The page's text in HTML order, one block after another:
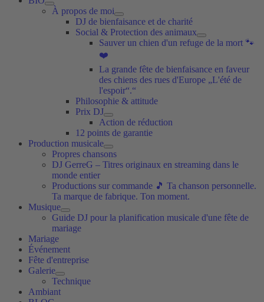
À propos de moi
DJ de bienfaisance et de charité
Social & Protection des animaux
Sauver un chien d'un refuge de la mort 🐾
❤️
La grande fête de bienfaisance en faveur
des chiens des rues d'Europe „L'été de
l'espoir“.“
Philosophie & attitude
Prix DJ
Action de réduction
12 points de garantie
Production musicale
Propres chansons
DJ GerreG – Titres originaux en streaming dans le
monde entier
Productions sur commande 🎵 Ta chanson personnelle.
Ta marque de fabrique. Ton moment.
Musique
Guide DJ pour la planification musicale d'une fête de
mariage
Mariage
Événement
Fête d'entreprise
Galerie
Technique
Ambiant